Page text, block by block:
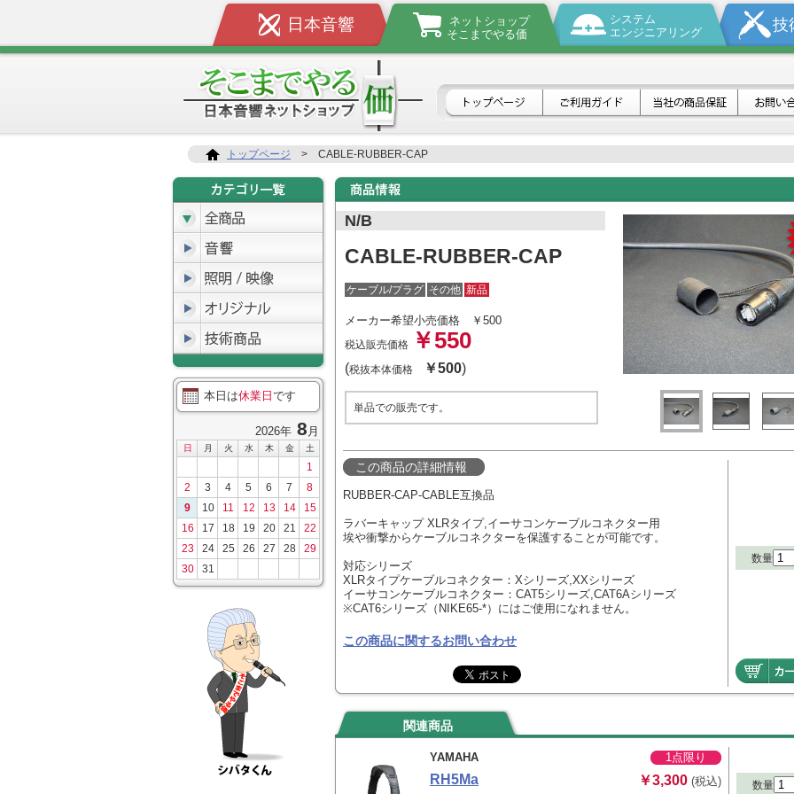
日本音響
ネットショップ
そこまでやる価
システム
エンジニアリング
技
トップページ > CABLE-RUBBER-CAP
本日は休業日 です
2026年 8 月
日 月 火 水 木 金 土
1
2
3 4 5 6 7
8
9
10 11 12 13 14
15
16
17 18 19 20 21
22
23
24 25 26 27 28
29
30
31
N/B
CABLE-RUBBER-CAP
ケーブル/プラグ その他 新品
メーカー希望小売価格 ￥500
税込販売価格 ￥550
(税抜本体価格 ￥500)
単品での販売です。
この商品の詳細情報
RUBBER-CAP-CABLE互換品
ラバーキャップ XLRタイプ,イーサコンケーブルコネクター用
埃や衝撃からケーブルコネクターを保護することが可能です。
対応シリーズ
XLRタイプケーブルコネクター：Xシリーズ,XXシリーズ
イーサコンケーブルコネクター：CAT5シリーズ,CAT6Aシリーズ
※CAT6シリーズ（NIKE65-*）にはご使用になれません。
この商品に関するお問い合わせ
数量
関連商品
YAMAHA 1点限り
RH5Ma ￥3,300 (税込)
数量